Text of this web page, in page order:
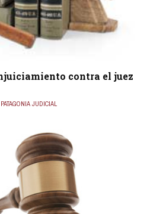
contra el juez
PATAGONIA JUDICIAL